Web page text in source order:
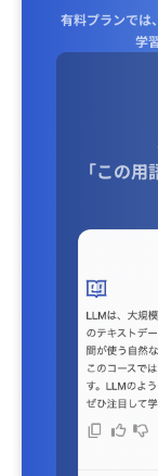
有料プランでは
学
「この